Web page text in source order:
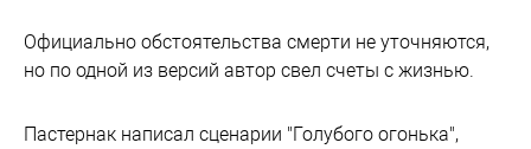
Официально обстоятельства смерти не уточняются,
но по одной из версий автор свел счеты с жизнью.
Пастернак написал сценарии "Голубого огонька",